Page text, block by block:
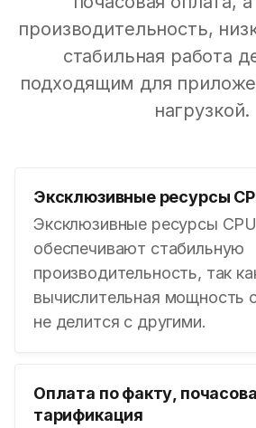
производительность,
стабильная работа
подходящим для
нагрузкой.
Эксклюзивные ресурсы
Эксклюзивные ресурсы CPU
обеспечивают стабильную
производительность, так
вычислительная мощность
не делится с другими.
Оплата по факту,
тарификация